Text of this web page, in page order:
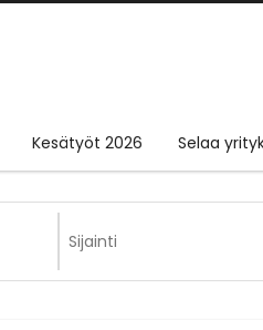
Kesätyöt 2026 Selaa